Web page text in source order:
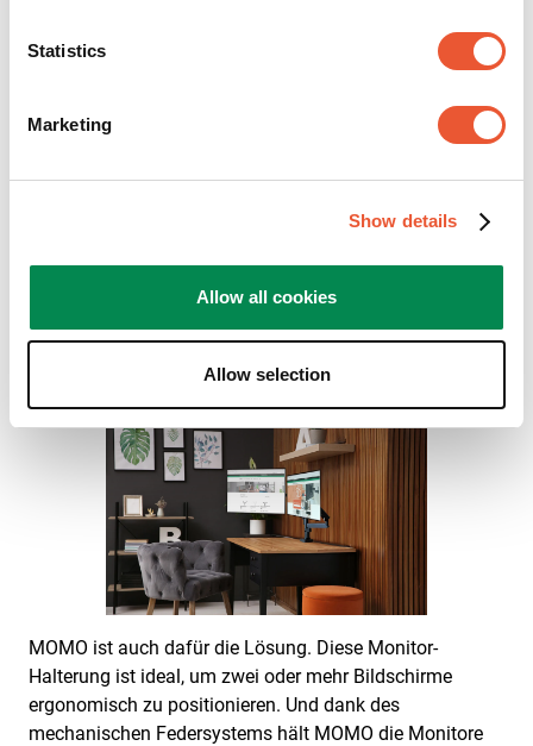
Statistics
Marketing
Show details
Allow all cookies
Allow selection
einzurichten. Das Tolle daran? Sie kann an einem
schaffen Sie den perfekten Arbeitsplatz, zu Hause oder
Zu Hause mit zwei
Bildschirmen arbeiten
MOMO ist auch dafür die Lösung. Diese Monitor-
Halterung ist ideal, um zwei oder mehr Bildschirme
ergonomisch zu positionieren. Und dank des
mechanischen Federsystems hält MOMO die Monitore